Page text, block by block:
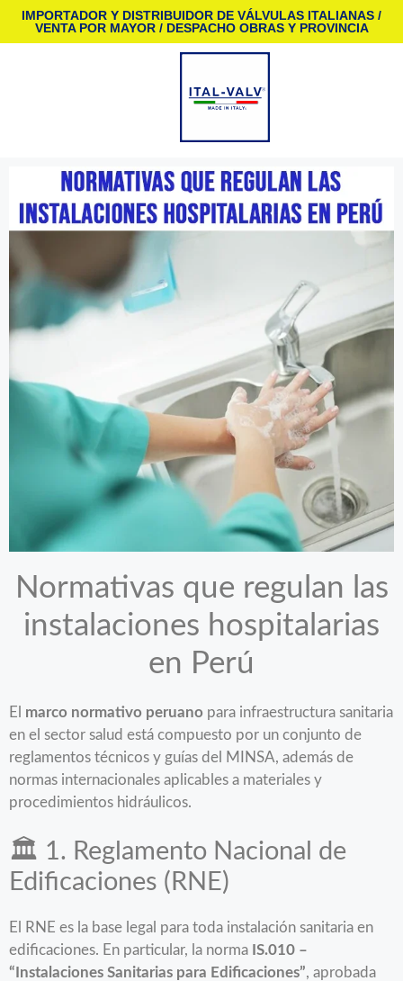
IMPORTADOR Y DISTRIBUIDOR DE VÁLVULAS ITALIANAS /
VENTA POR MAYOR / DESPACHO OBRAS Y PROVINCIA
Normativas que regulan las
instalaciones hospitalarias
en Perú
El marco normativo peruano para infraestructura sanitaria
en el sector salud está compuesto por un conjunto de
reglamentos técnicos y guías del MINSA, además de
normas internacionales aplicables a materiales y
procedimientos hidráulicos.
🏛️ 1. Reglamento Nacional de
Edificaciones (RNE)
El RNE es la base legal para toda instalación sanitaria en
edificaciones. En particular, la norma IS.010 –
“Instalaciones Sanitarias para Edificaciones”, aprobada